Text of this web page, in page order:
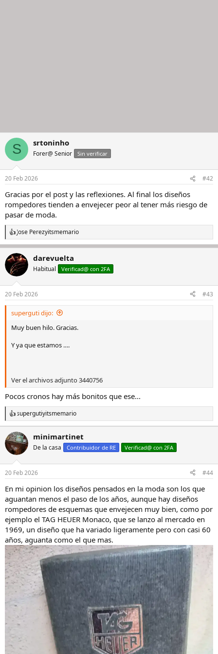
S srtoninho
Forer@ Senior Sin verificar
20 Feb 2026 #42
Gracias por el post y las reflexiones. Al final los diseños
rompedores tienden a envejecer peor al tener más riesgo de
pasar de moda.
R
e
c
c
i
e
s
Jose Perezyitsmemario
darevuelta
Habitual Verificad@ con 2FA
20 Feb 2026 #43
superguti dijo:
Muy buen hilo. Gracias.
Y ya que estamos ….
Ver el archivos adjunto 3440756
Pocos cronos hay más bonitos que ese...
R
e
a
c
c
o
n
e
s
supergutiyitsmemario
minimartinet
De la casa Contribuidor de RE Verificad@ con 2FA
20 Feb 2026 #44
En mi opinion los diseños pensados en la moda son los que
aguantan menos el paso de los años, aunque hay diseños
rompedores de esquemas que envejecen muy bien, como por
ejemplo el TAG HEUER Monaco, que se lanzo al mercado en
1969, un diseño que ha variado ligeramente pero con casi 60
años, aguanta como el que mas.